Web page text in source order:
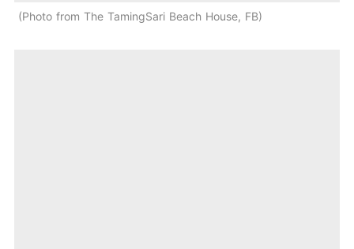
Photo from The TamingSari Beach House, FB